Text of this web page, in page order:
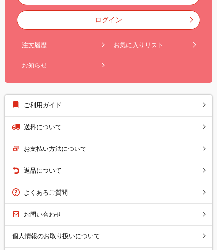
ログイン
注文履歴 お気に入りリスト
お知らせ
ご利用ガイド
送料について
お支払い方法について
返品について
よくあるご質問
お問い合わせ
個人情報のお取り扱いについて